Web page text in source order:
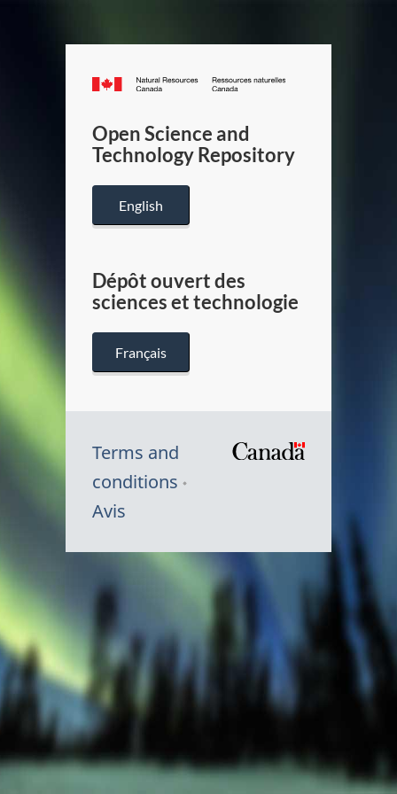
Canada.ca
/
Canada
Open Science and
Technology Repository
English
Dépôt ouvert des
sciences et technologie
Français
Terms and
conditions
Avis
Canada